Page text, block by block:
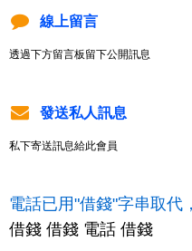
線上留言
透過下方留言板留下公開訊息
發送私人訊息
私下寄送訊息給此會員
電話已用"借錢"字串取代
借錢 借錢 電話 借錢